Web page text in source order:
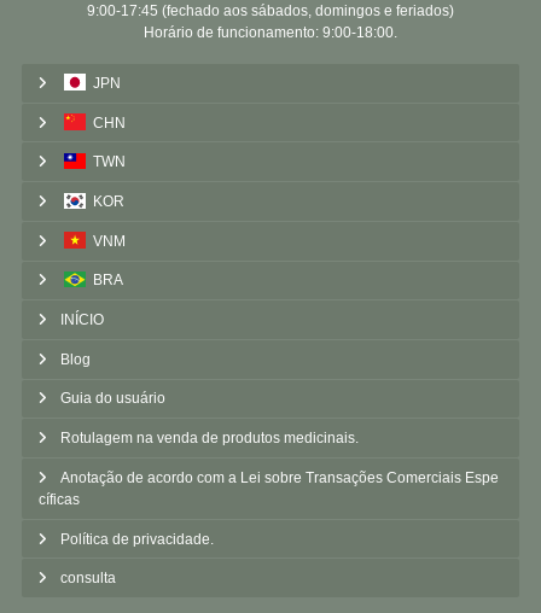
9:00-17:45 (fechado aos sábados, domingos e feriados)
Horário de funcionamento: 9:00-18:00.
JPN
CHN
TWN
KOR
VNM
BRA
INÍCIO
Blog
Guia do usuário
Rotulagem na venda de produtos medicinais.
Anotação de acordo com a Lei sobre Transações Comerciais Espe
cíficas
Política de privacidade.
consulta